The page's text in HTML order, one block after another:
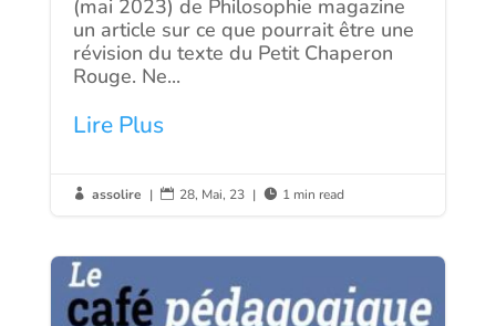
(mai 2023) de Philosophie magazine
un article sur ce que pourrait être une
révision du texte du Petit Chaperon
Rouge. Ne...
Lire Plus
 assolire |  28, Mai, 23 |  1 min read